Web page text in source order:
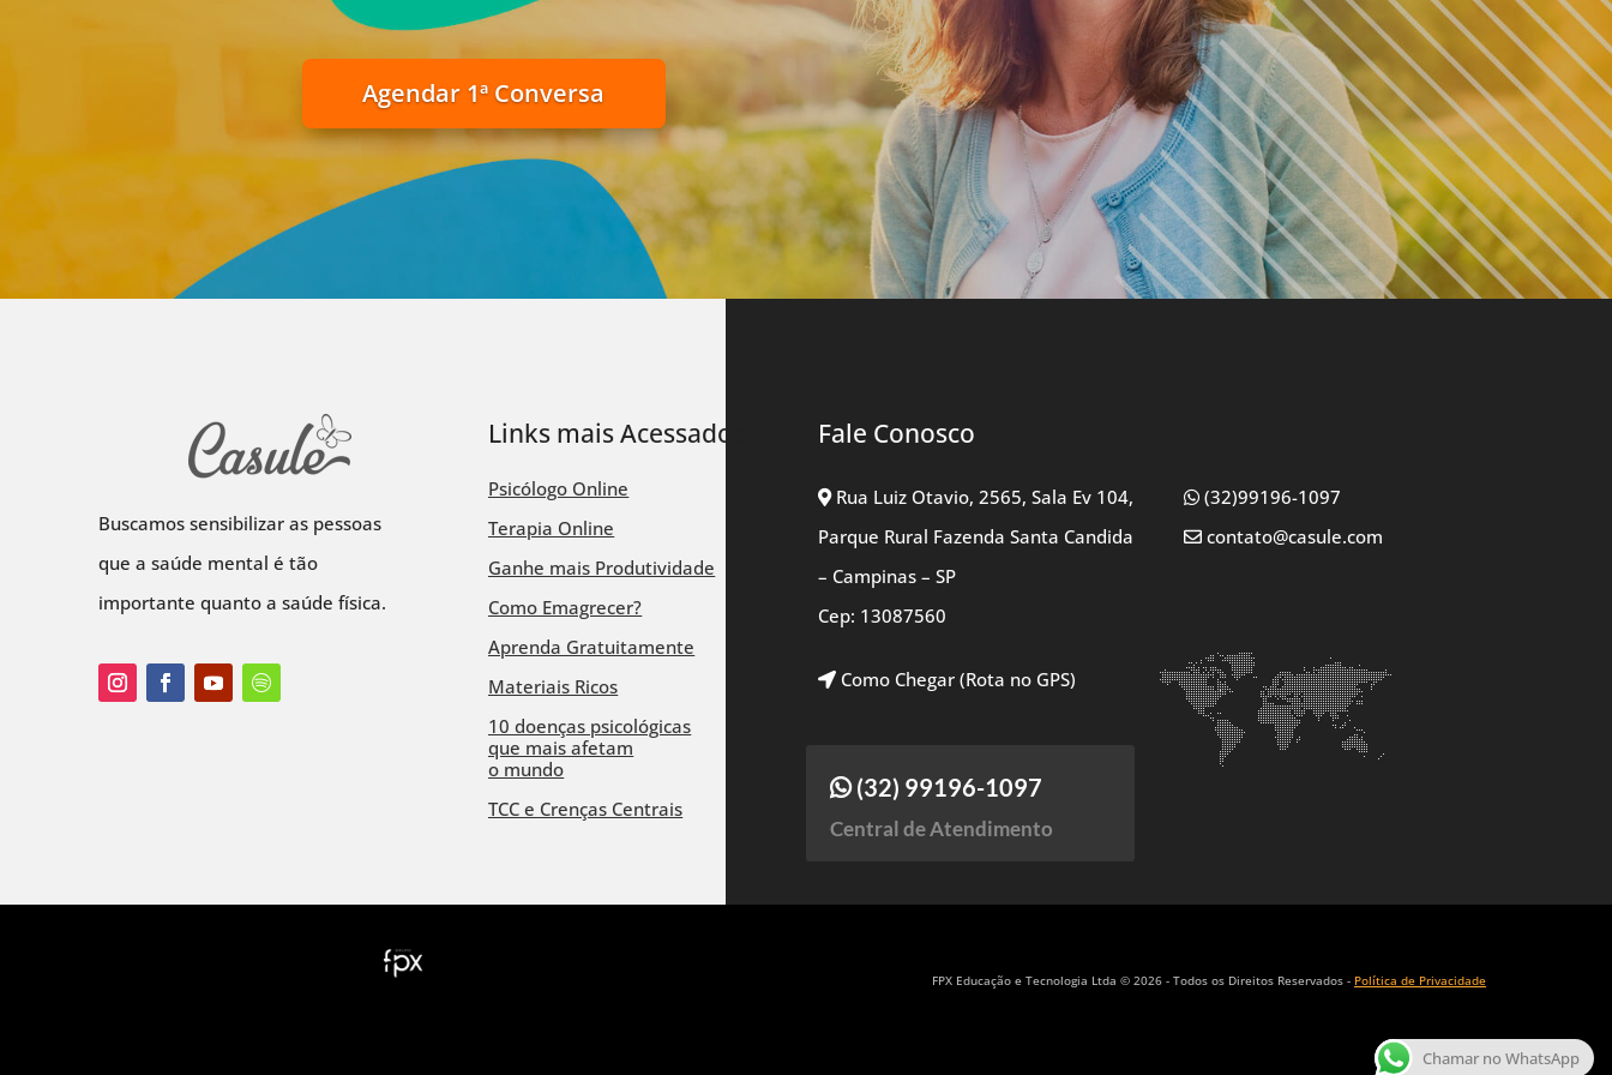
Agendar 1ª Conversa
Buscamos sensibilizar as pessoas
que a saúde mental é tão
importante quanto a saúde física.
Links mais Acessados
Psicólogo Online
Terapia Online
Ganhe mais Produtividade
Como Emagrecer?
Aprenda Gratuitamente
Materiais Ricos
10 doenças psicológicas
que mais afetam
o mundo
TCC e Crenças Centrais
Fale Conosco
Rua Luiz Otavio, 2565, Sala Ev 104,
Parque Rural Fazenda Santa Candida
– Campinas – SP
Cep: 13087560
Como Chegar (Rota no GPS)
(32) 99196-1097
Central de Atendimento
(32)99196-1097
contato@casule.com
FPX Educação e Tecnologia Ltda © 2026 - Todos os Direitos Reservados - Política de Privacidade
Chamar no WhatsApp